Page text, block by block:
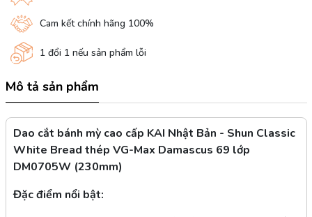
Cam kết chính hãng 100%
1 đổi 1 nếu sản phẩm lỗi
Mô tả sản phẩm
Dao cắt bánh mỳ cao cấp KAI Nhật Bản - Shun Classic
White Bread thép VG-Max Damascus 69 lớp
DM0705W (230mm)
Đặc điểm nổi bật: